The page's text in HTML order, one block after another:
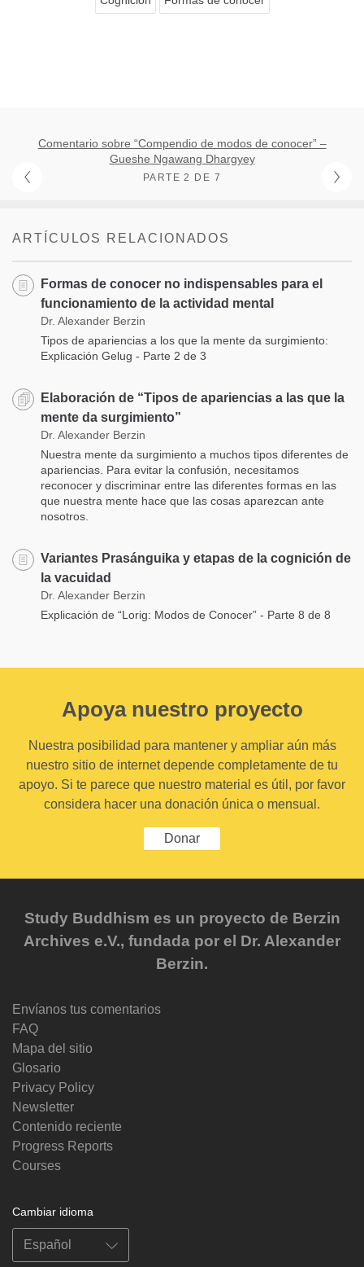
Comentario sobre “Compendio de modos de conocer” –
Gueshe Ngawang Dhargyey
PARTE 2 DE 7
ARTÍCULOS RELACIONADOS
Formas de conocer no indispensables para el
funcionamiento de la actividad mental
Dr. Alexander Berzin
Tipos de apariencias a los que la mente da surgimiento:
Explicación Gelug - Parte 2 de 3
Elaboración de “Tipos de apariencias a las que la
mente da surgimiento”
Dr. Alexander Berzin
Nuestra mente da surgimiento a muchos tipos diferentes de
apariencias. Para evitar la confusión, necesitamos
reconocer y discriminar entre las diferentes formas en las
que nuestra mente hace que las cosas aparezcan ante
nosotros.
Variantes Prasánguika y etapas de la cognición de
la vacuidad
Dr. Alexander Berzin
Explicación de “Lorig: Modos de Conocer” - Parte 8 de 8
Apoya nuestro proyecto
Nuestra posibilidad para mantener y ampliar aún más
nuestro sitio de internet depende completamente de tu
apoyo. Si te parece que nuestro material es útil, por favor
considera hacer una donación única o mensual.
Donar
Study Buddhism es un proyecto de Berzin
Archives e.V., fundada por el Dr. Alexander
Berzin.
Envíanos tus comentarios
FAQ
Mapa del sitio
Glosario
Privacy Policy
Newsletter
Contenido reciente
Progress Reports
Courses
Cambiar idioma